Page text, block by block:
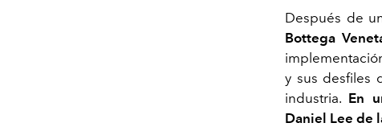
Después de
Bottega
y sus desfiles
industria. En
Daniel Lee de